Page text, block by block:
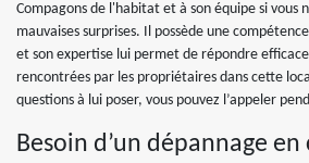
Compagons de l'habitat et à son équipe si vous
mauvaises surprises. Il possède une
et son expertise lui permet de répondre
rencontrées par les propriétaires dans cette
questions à lui poser, vous pouvez l’appeler
Besoin d’un dépannage